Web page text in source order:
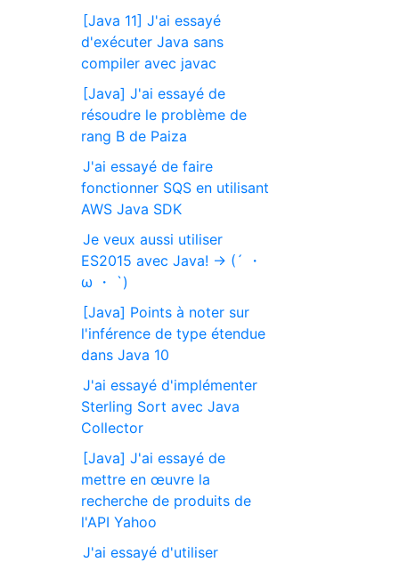
[Java 11] J'ai essayé
d'exécuter Java sans
compiler avec javac
[Java] J'ai essayé de
résoudre le problème de
rang B de Paiza
J'ai essayé de faire
fonctionner SQS en utilisant
AWS Java SDK
Je veux aussi utiliser
ES2015 avec Java! → (´ ・
ω ・ `)
[Java] Points à noter sur
l'inférence de type étendue
dans Java 10
J'ai essayé d'implémenter
Sterling Sort avec Java
Collector
[Java] J'ai essayé de
mettre en œuvre la
recherche de produits de
l'API Yahoo
J'ai essayé d'utiliser